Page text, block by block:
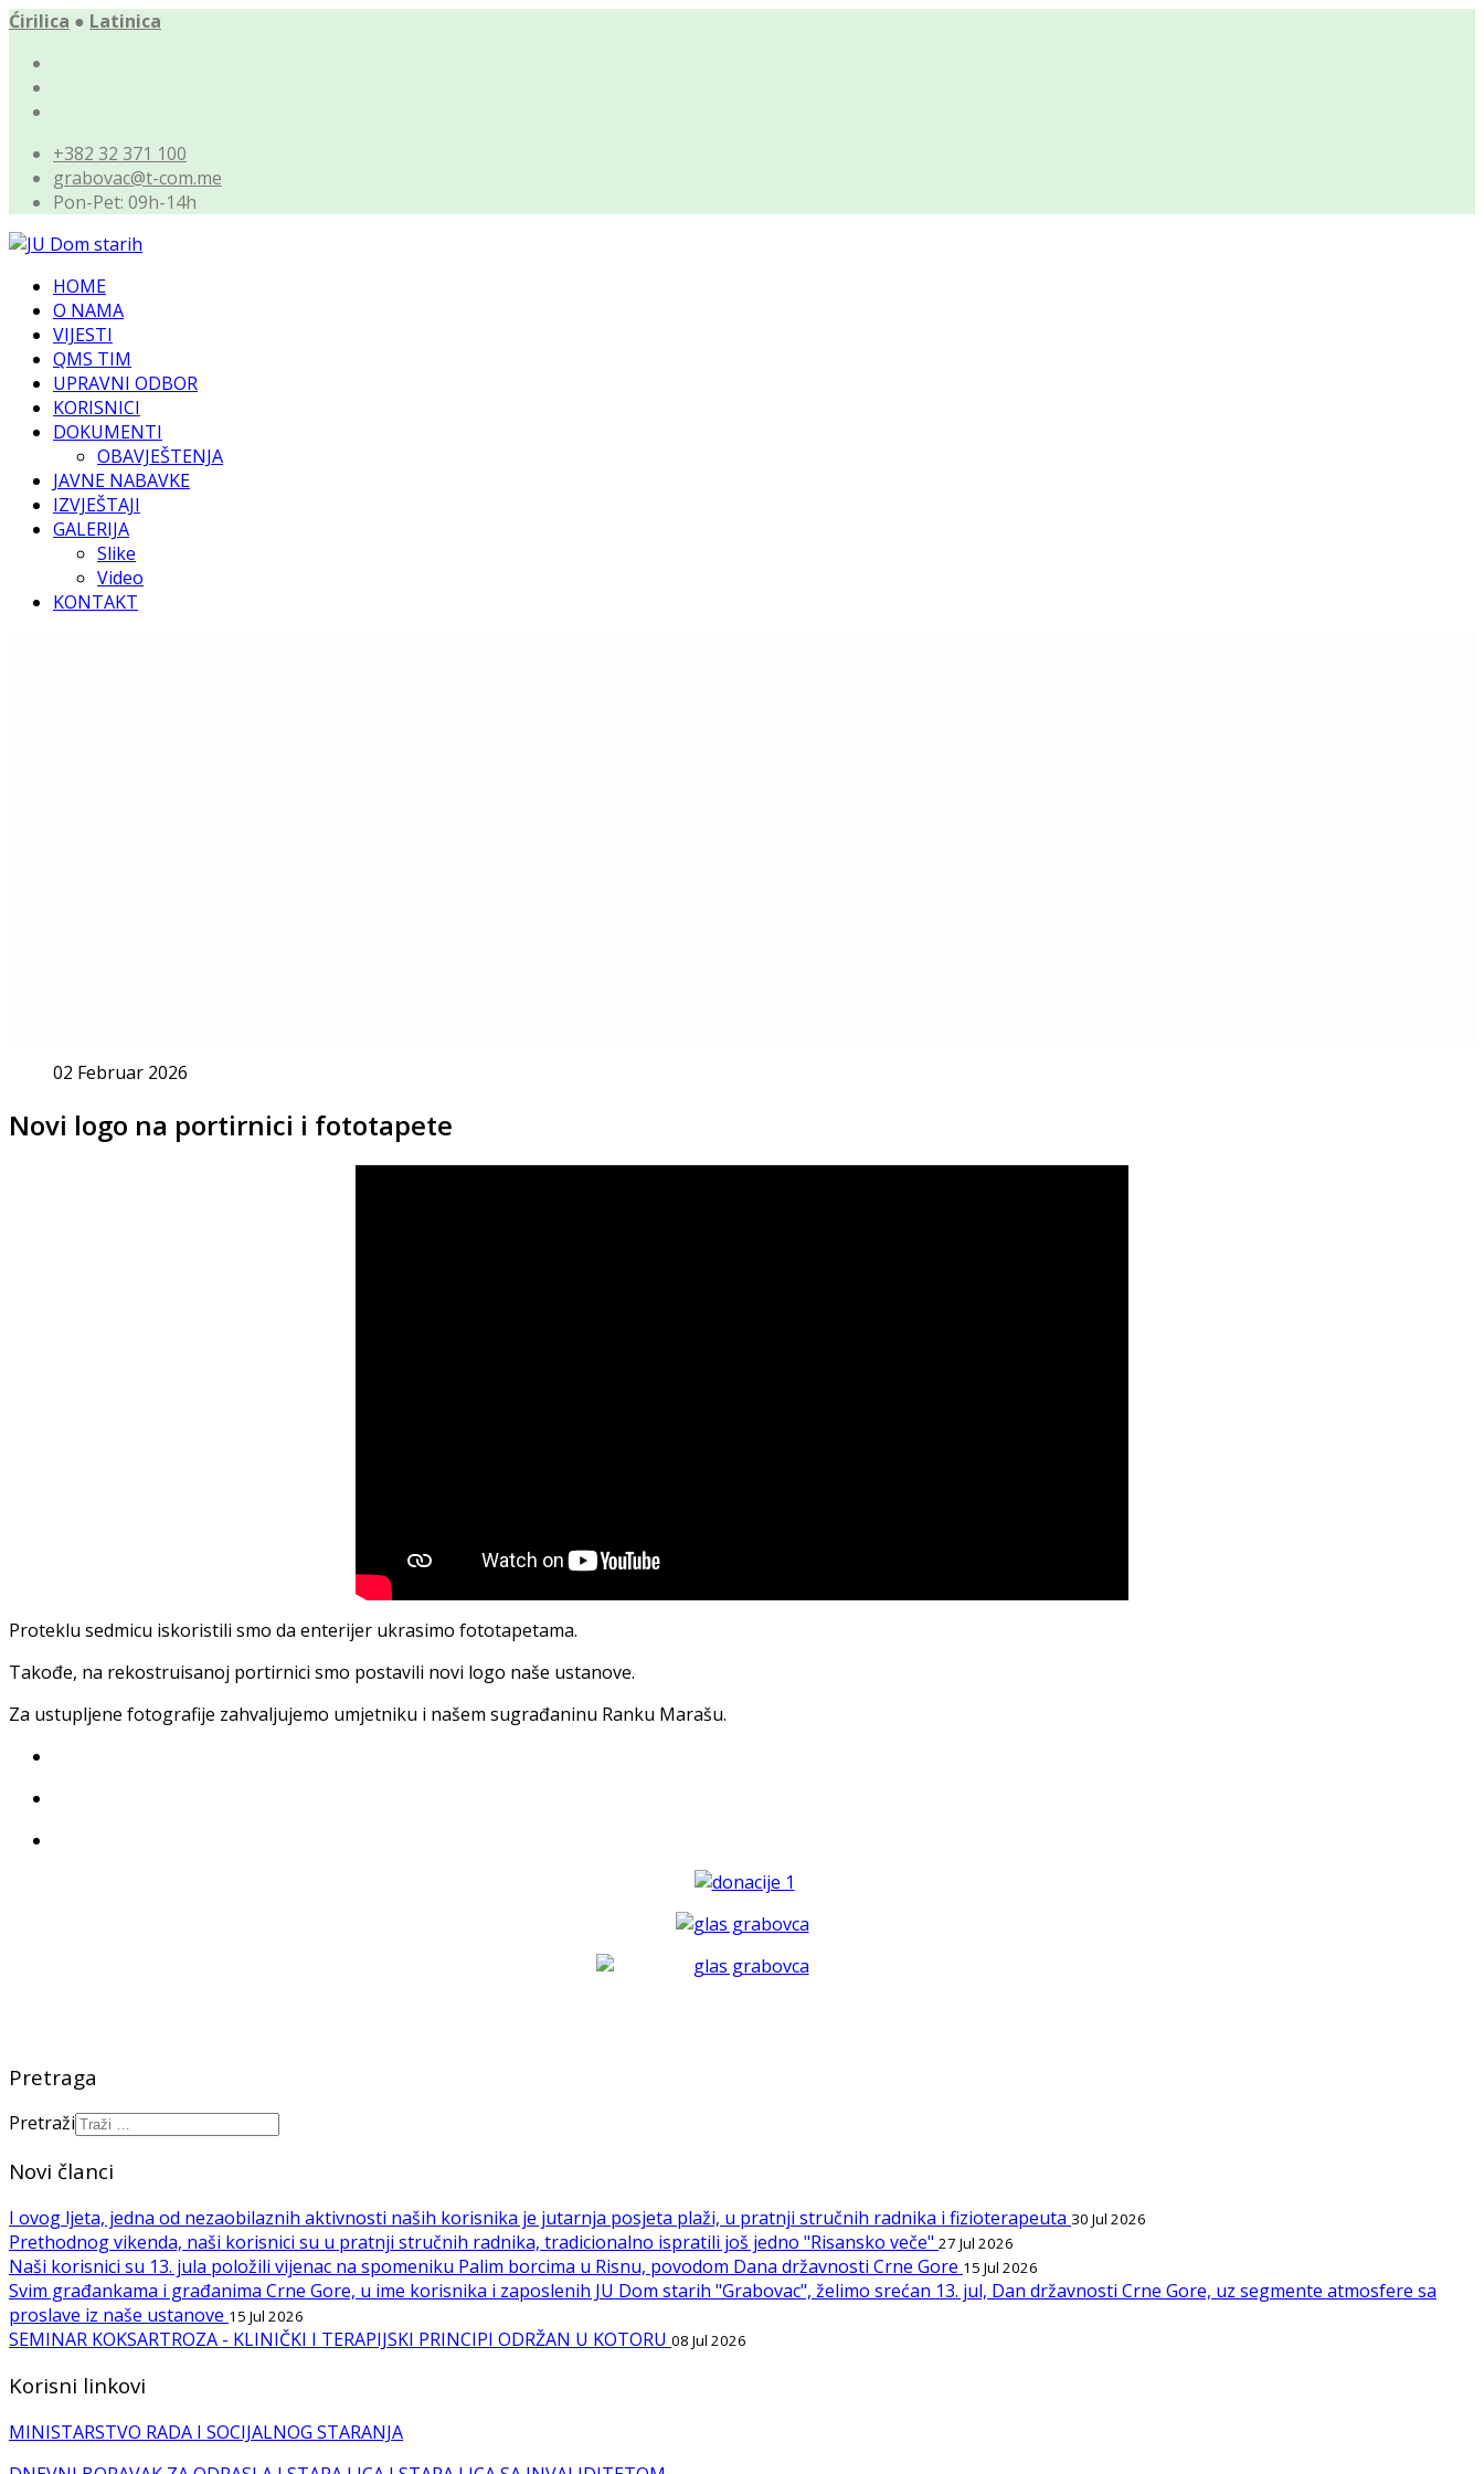
Ćirilica ● Latinica
+382 32 371 100
grabovac@t-com.me
Pon-Pet: 09h-14h
HOME
O NAMA
VIJESTI
QMS TIM
UPRAVNI ODBOR
KORISNICI
DOKUMENTI
OBAVJEŠTENJA
JAVNE NABAVKE
IZVJEŠTAJI
GALERIJA
Slike
Video
KONTAKT
02 Februar 2026
Novi logo na portirnici i fototapete
Proteklu sedmicu iskoristili smo da enterijer ukrasimo fototapetama.
Takođe, na rekostruisanoj portirnici smo postavili novi logo naše ustanove.
Za ustupljene fotografije zahvaljujemo umjetniku i našem sugrađaninu Ranku Marašu.
Pretraga
Pretraži
Novi članci
I ovog ljeta, jedna od nezaobilaznih aktivnosti naših korisnika je jutarnja posjeta plaži, u pratnji stručnih radnika i fizioterapeuta 30 Jul 2026
Prethodnog vikenda, naši korisnici su u pratnji stručnih radnika, tradicionalno ispratili još jedno "Risansko veče" 27 Jul 2026
Naši korisnici su 13. jula položili vijenac na spomeniku Palim borcima u Risnu, povodom Dana državnosti Crne Gore 15 Jul 2026
Svim građankama i građanima Crne Gore, u ime korisnika i zaposlenih JU Dom starih "Grabovac", želimo srećan 13. jul, Dan državnosti Crne Gore, uz segmente atmosfere sa
proslave iz naše ustanove 15 Jul 2026
SEMINAR KOKSARTROZA - KLINIČKI I TERAPIJSKI PRINCIPI ODRŽAN U KOTORU 08 Jul 2026
Korisni linkovi
MINISTARSTVO RADA I SOCIJALNOG STARANJA